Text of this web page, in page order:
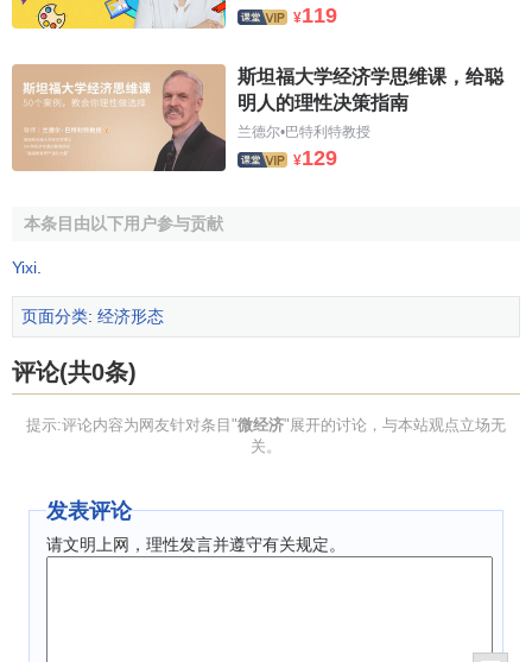
¥119
斯坦福大学经济学思维课，给聪
明人的理性决策指南
兰德尔•巴特利特教授
¥129
本条目由以下用户参与贡献
Yixi
页面分类: 经济形态
评论(共0条)
提示:评论内容为网友针对条目"微经济"展开的讨论，与本站观点立场无
关。
发表评论
请文明上网，理性发言并遵守有关规定。